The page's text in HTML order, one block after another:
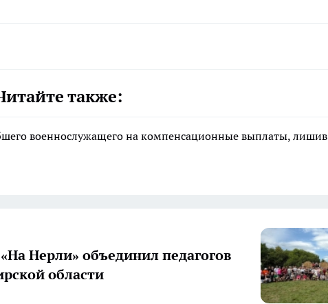
также:
военнослужащего на компенсационные выплаты, лишив
Нерли» объединил педагогов
области